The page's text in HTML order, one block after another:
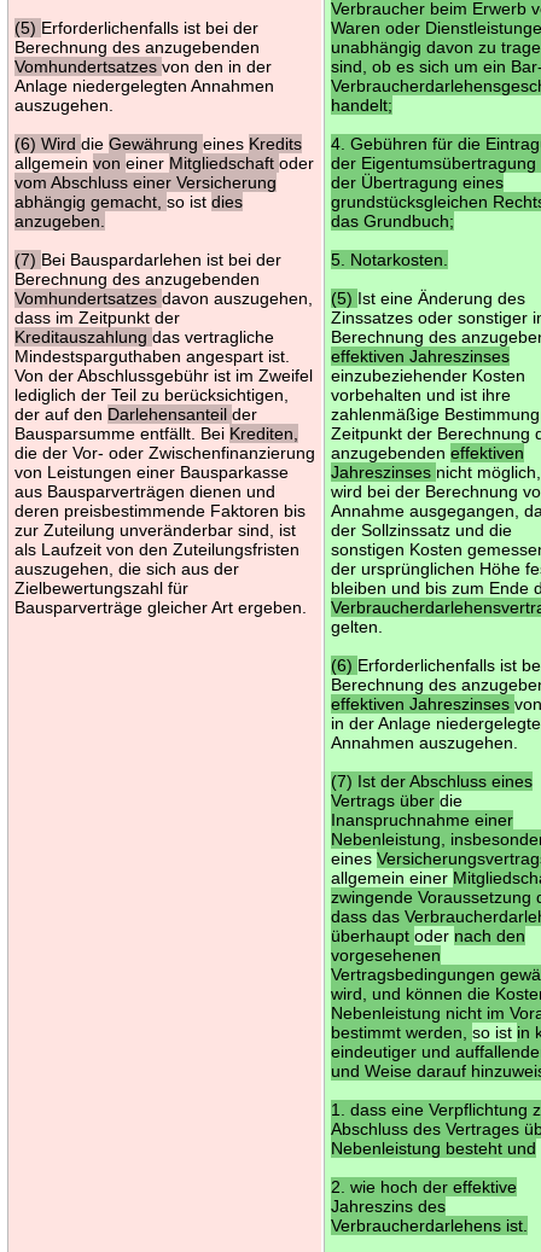
(5) Erforderlichenfalls ist bei der
Berechnung des anzugebenden
Vomhundertsatzesvon den in der
Anlage niedergelegten Annahmen
auszugehen.
(6) WirddieGewährungeines Kredits
allgemeinvoneiner Mitgliedschaftoder
vom Abschluss einer Versicherung
abhängig gemacht,so istdies
anzugeben.
(7) Bei Bauspardarlehen ist bei der
Berechnung des anzugebenden
Vomhundertsatzesdavon auszugehen,
dass im Zeitpunkt der
Kreditauszahlungdas vertragliche
Mindestsparguthaben angespart ist.
Von der Abschlussgebühr ist im Zweifel
lediglich der Teil zu berücksichtigen,
der auf den Darlehensanteilder
Bausparsumme entfällt. Bei Krediten,
die der Vor- oder Zwischenfinanzierung
von Leistungen einer Bausparkasse
aus Bausparverträgen dienen und
deren preisbestimmende Faktoren bis
zur Zuteilung unveränderbar sind, ist
als Laufzeit von den Zuteilungsfristen
auszugehen, die sich aus der
Zielbewertungszahl für
Bausparverträge gleicher Art ergeben.
Verbraucher beim Erwerb
Waren oder
unabhängig davon zu
sind, ob es sich um ein
handelt;
4. Gebühren für die
der Eigentumsübertragung
der Übertragung eines
grundstücksgleichen
das Grundbuch;
5. Notarkosten.
(5) Ist eine Änderung des
Zinssatzes oder sonstiger
Berechnung des
effektiven Jahreszinses
einzubeziehender Kosten
vorbehalten und ist ihre
zahlenmäßige
Zeitpunkt der Berechnung
anzugebendeneffektiven
Jahreszinses nicht
wird bei der Berechnung
Annahme ausgegangen,
der Sollzinssatz und die
sonstigen Kosten
der ursprünglichen Höhe
bleiben und bis zum Ende
gelten.
(6) Erforderlichenfalls ist
Berechnung des
effektiven Jahreszinses
in der Anlage
Annahmen auszugehen.
(7) Ist der Abschluss eines
Vertrags überdie
Inanspruchnahme einer
Nebenleistung,
eines
allgemein einer
zwingende Voraussetzung
dass das
überhauptoder nach den
vorgesehenen
Vertragsbedingungen
wird, und können die
Nebenleistung nicht im
bestimmt werden,so ist in
eindeutiger und
und Weise darauf
1. dass eine Verpflichtung
Abschluss des Vertrages
Nebenleistung besteht und
2. wie hoch der effektive
Jahreszins des
Verbraucherdarlehens ist.